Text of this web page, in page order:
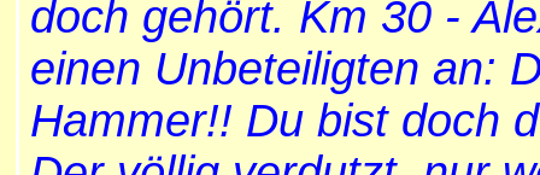
doch gehört. Km 30 -
einen Unbeteiligten an:
Hammer!! Du bist doch